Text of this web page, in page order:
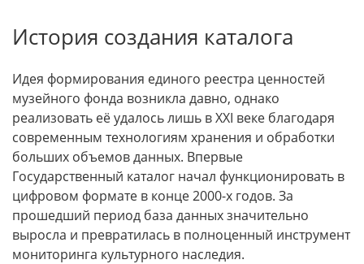
История создания каталога
Идея формирования единого реестра ценностей
музейного фонда возникла давно, однако
реализовать её удалось лишь в XXI веке благодаря
современным технологиям хранения и обработки
больших объемов данных. Впервые
Государственный каталог начал функционировать в
цифровом формате в конце 2000-х годов. За
прошедший период база данных значительно
выросла и превратилась в полноценный инструмент
мониторинга культурного наследия.